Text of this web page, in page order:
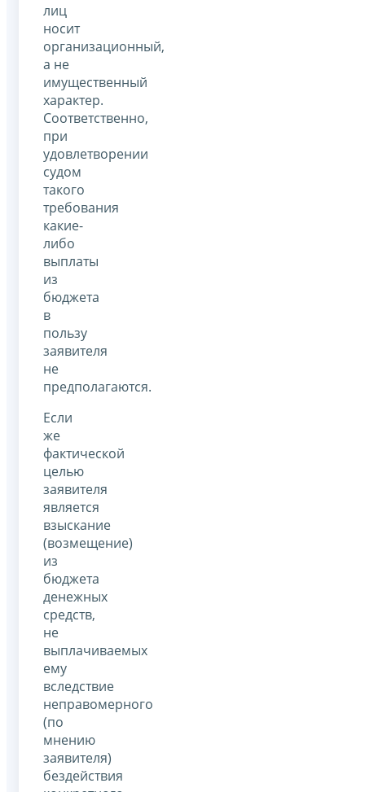
лиц
носит
организационный,
а не
имущественный
характер.
Соответственно,
при
удовлетворении
судом
такого
требования
какие-
либо
выплаты
из
бюджета
в
пользу
заявителя
не
предполагаются.
Если
же
фактической
целью
заявителя
является
взыскание
(возмещение)
из
бюджета
денежных
средств,
не
выплачиваемых
ему
вследствие
неправомерного
(по
мнению
заявителя)
бездействия